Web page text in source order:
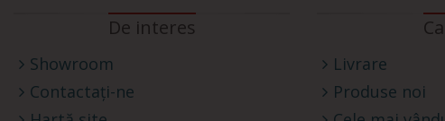
De interes
Showroom
Contactați-ne
Livrare
Produse noi